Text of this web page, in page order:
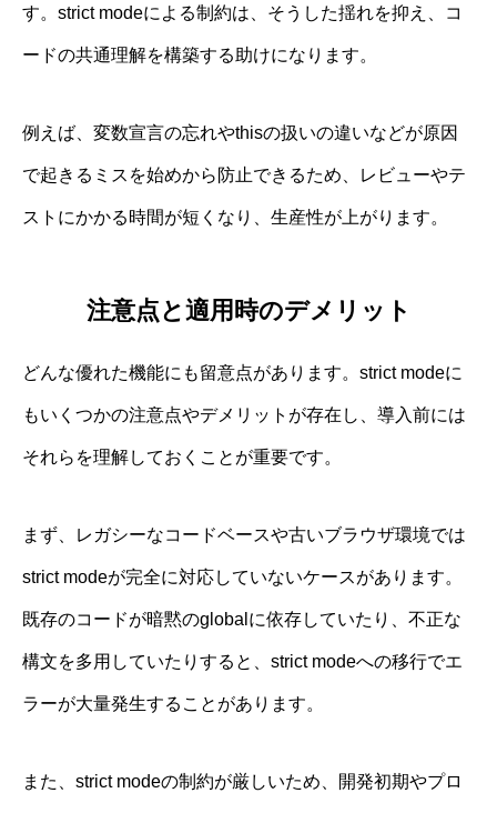
す。strict modeによる制約は、そうした揺れを抑え、コ
ードの共通理解を構築する助けになります。
例えば、変数宣言の忘れやthisの扱いの違いなどが原因
で起きるミスを始めから防止できるため、レビューやテ
ストにかかる時間が短くなり、生産性が上がります。
注意点と適用時のデメリット
どんな優れた機能にも留意点があります。strict modeに
もいくつかの注意点やデメリットが存在し、導入前には
それらを理解しておくことが重要です。
まず、レガシーなコードベースや古いブラウザ環境では
strict modeが完全に対応していないケースがあります。
既存のコードが暗黙のglobalに依存していたり、不正な
構文を多用していたりすると、strict modeへの移行でエ
ラーが大量発生することがあります。
また、strict modeの制約が厳しいため、開発初期やプロ